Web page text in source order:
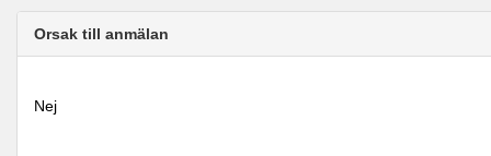
Orsak till anmälan
Nej